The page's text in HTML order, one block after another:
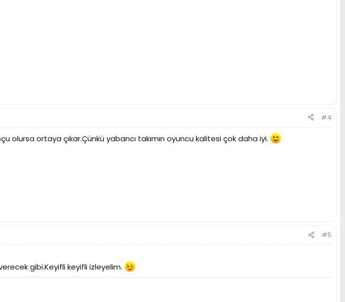
#4
olursa ortaya çıkar.Çünkü yabancı takımın oyuncu kalitesi çok daha iyi.
#5
gibi.Keyifli keyifli izleyelim.